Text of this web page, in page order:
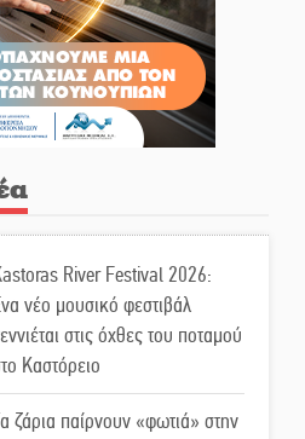
River Festival 2026:
νέο μουσικό φεστιβάλ
στις όχθες του ποταμού
Καστόρειο
ζάρια παίρνουν «φωτιά» στην